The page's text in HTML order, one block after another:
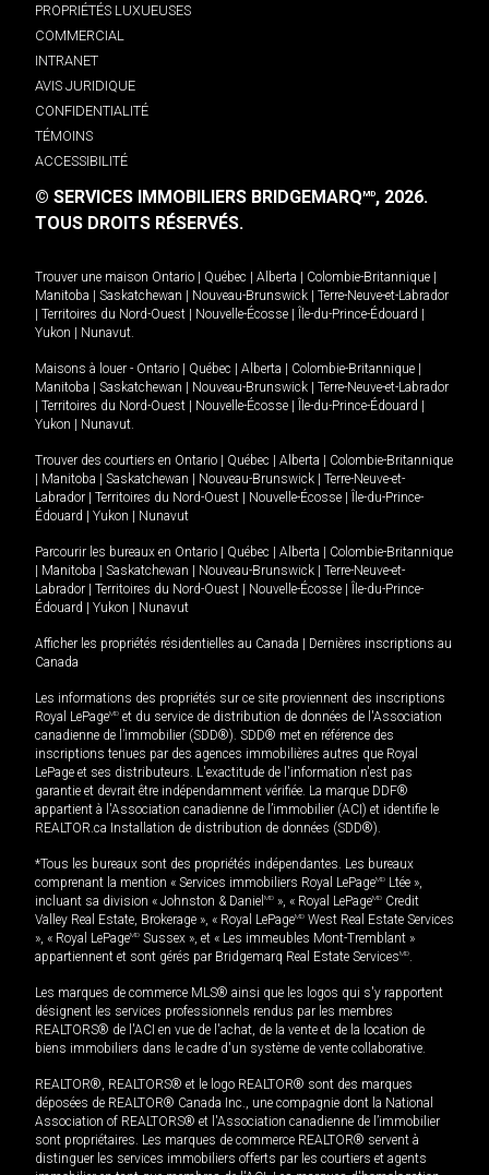
PROPRIÉTÉS LUXUEUSES
COMMERCIAL
INTRANET
AVIS JURIDIQUE
CONFIDENTIALITÉ
TÉMOINS
ACCESSIBILITÉ
© SERVICES IMMOBILIERS BRIDGEMARQMD, 2026.
TOUS DROITS RÉSERVÉS.
Trouver une maison Ontario Québec Alberta Colombie-Britannique
Manitoba
Saskatchewan Nouveau-Brunswick
Terre-Neuve-et-Labrador
Territoires du Nord-Ouest Nouvelle-Écosse Île-du-Prince-Édouard
Yukon
Nunavut.
Maisons à louer - Ontario Québec Alberta Colombie-Britannique
Manitoba
Saskatchewan Nouveau-Brunswick
Terre-Neuve-et-Labrador
Territoires du Nord-Ouest Nouvelle-Écosse Île-du-Prince-Édouard
Yukon
Nunavut.
Trouver des courtiers en Ontario Québec Alberta
Colombie-Britannique
Manitoba Saskatchewan Nouveau-Brunswick
Terre-Neuve-et-
Labrador
Territoires du Nord-Ouest Nouvelle-Écosse
Île-du-Prince-
Édouard
Yukon Nunavut
Parcourir les bureaux en Ontario Québec Alberta
Colombie-Britannique
Manitoba Saskatchewan Nouveau-Brunswick
Terre-Neuve-et-
Labrador
Territoires du Nord-Ouest Nouvelle-Écosse
Île-du-Prince-
Édouard
Yukon Nunavut
Afficher les propriétés résidentielles au Canada
Dernières inscriptions au
Canada
Les informations des propriétés sur ce site proviennent des inscriptions
Royal LePageMD et du service de distribution de données de l'Association
canadienne de l’immobilier (SDD®). SDD® met en référence des
inscriptions tenues par des agences immobilières autres que Royal
LePage et ses distributeurs. L'exactitude de l'information n'est pas
garantie et devrait être indépendamment vérifiée. La marque DDF®
appartient à l'Association canadienne de l’immobilier (ACI) et identifie le
REALTOR.ca Installation de distribution de données (SDD®).
*Tous les bureaux sont des propriétés indépendantes. Les bureaux
comprenant la mention « Services immobiliers Royal LePageMD Ltée »,
incluant sa division « Johnston & Daniel MD », « Royal LePageMD Credit
Valley Real Estate, Brokerage », « Royal LePageMD West Real Estate Services
», « Royal LePageMD Sussex », et « Les immeubles Mont-Tremblant »
appartiennent et sont gérés par Bridgemarq Real Estate ServicesMD.
Les marques de commerce MLS® ainsi que les logos qui s'y rapportent
désignent les services professionnels rendus par les membres
REALTORS® de l'ACI en vue de l'achat, de la vente et de la location de
biens immobiliers dans le cadre d'un système de vente collaborative.
REALTOR®, REALTORS® et le logo REALTOR® sont des marques
déposées de REALTOR® Canada Inc., une compagnie dont la National
Association of REALTORS® et l'Association canadienne de l’immobilier
sont propriétaires. Les marques de commerce REALTOR® servent à
distinguer les services immobiliers offerts par les courtiers et agents